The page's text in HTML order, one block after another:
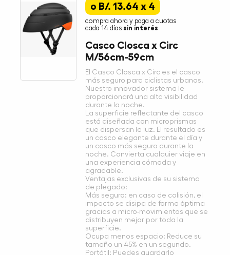
o B/. 13.64 x 4
compra ahora y paga a cuotas
cada 14 días sin interés
Casco Closca x Circ
M/56cm-59cm
El Casco Closca x Circ es el casco
más seguro para ciclistas urbanos.
Nuestro innovador sistema le
proporcionará una alta visibilidad
durante la noche.
La superficie reflectante del casco
está diseñada con microprismas
que dispersan la luz. El resultado es
un casco elegante durante el día y
un casco más seguro durante la
noche. Convierta cualquier viaje en
una experiencia cómoda y
agradable.
Ventajas exclusivas de su sistema
de plegado:
Más seguro: en caso de colisión, el
impacto se disipa de forma óptima
gracias a micro-movimientos que se
distribuyen mejor por toda la
superficie.
Ocupa menos espacio: Reduce su
tamaño un 45% en un segundo.
Portátil: Puedes guardarlo